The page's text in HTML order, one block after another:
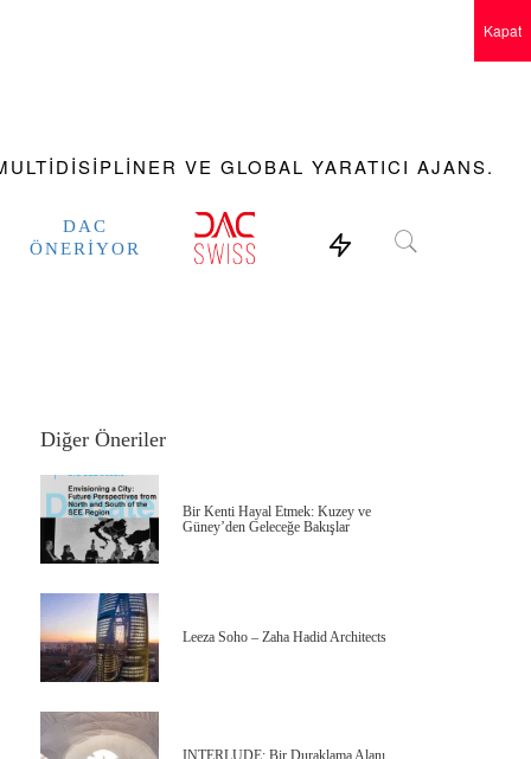
VE GLOBAL YARATICI AJANS.
DAC
ÖNERIYOR
Diğer Öneriler
Bir Kenti Hayal Etmek: Kuzey ve
Güney’den Geleceğe Bakışlar
Leeza Soho – Zaha Hadid Architects
INTERLUDE: Bir Duraklama Alanı
Kapat